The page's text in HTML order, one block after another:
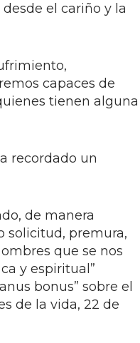
el cariño y la
capaces de
tienen alguna
recordado un
de manera
solicitud, premura,
que se nos
y espiritual”
bonus” sobre el
de la vida, 22 de